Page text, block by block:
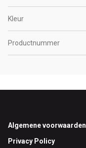
Kleur
Productnummer
Footer
Algemene voorwaarden
Privacy Policy